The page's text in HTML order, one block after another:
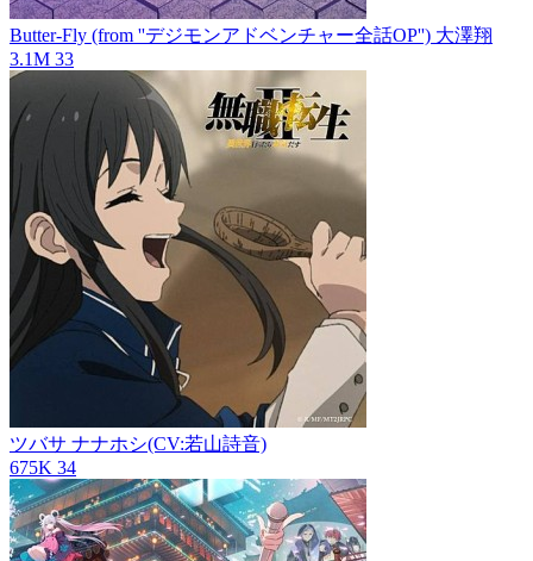
Butter-Fly (from ''デジモンアドベンチャー全話OP'') 大澤翔
3.1M 33
ツバサ ナナホシ(CV:若山詩音)
675K 34